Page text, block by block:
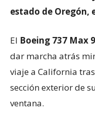
estado de Oregón,
El Boeing 737 Max 9
dar marcha atrás
viaje a California
sección exterior de
ventana.